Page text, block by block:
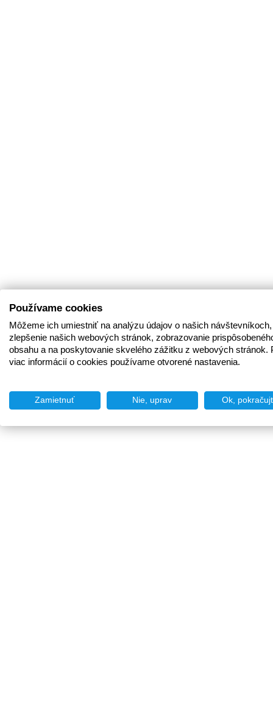
Používame cookies
Môžeme ich umiestniť na analýzu údajov o našich
zlepšenie našich webových stránok, zobrazovanie
obsahu a na poskytovanie skvelého zážitku z webových stránok.
viac informácií o cookies používame otvorené nastavenia.
Zamietnuť Nie, uprav Ok,